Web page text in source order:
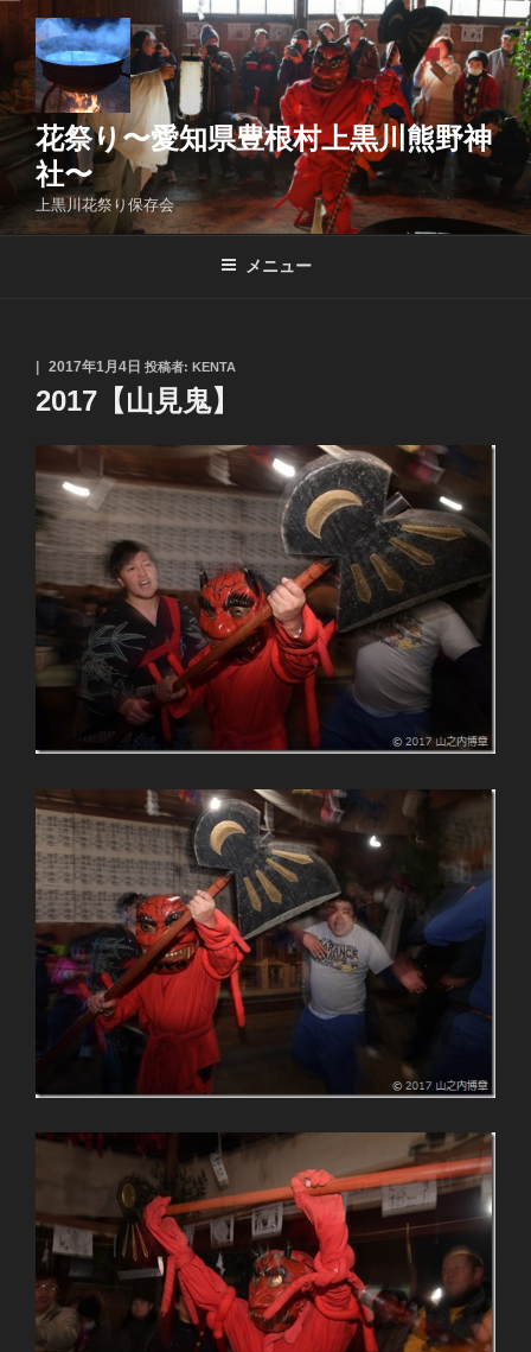
ン
テ
ン
ツ
ッ
花祭り〜愛知県豊根村上黒川熊野神
社〜
上黒川花祭り保存会
メニュー
投
稿
日:
2017年1月4日 投稿者: KENTA
2017【山見鬼】